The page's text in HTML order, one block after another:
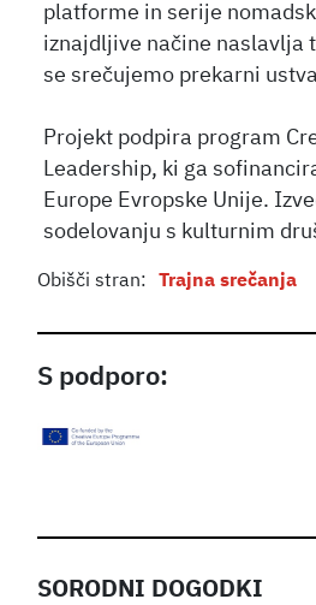
platforme in serije
iznajdljive načine naslavlja
se srečujemo prekarni
Projekt podpira program
Leadership, ki ga
Europe Evropske Unije.
sodelovanju s kulturnim
Obišči stran: Trajna srečanja
S podporo:
SORODNI DOGODKI